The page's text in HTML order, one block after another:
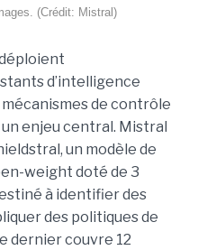
(Crédit: Mistral)
d’intelligence
de contrôle
enjeu central. Mistral
un modèle de
weight doté de 3
à identifier des
des politiques de
derniercouvre 12